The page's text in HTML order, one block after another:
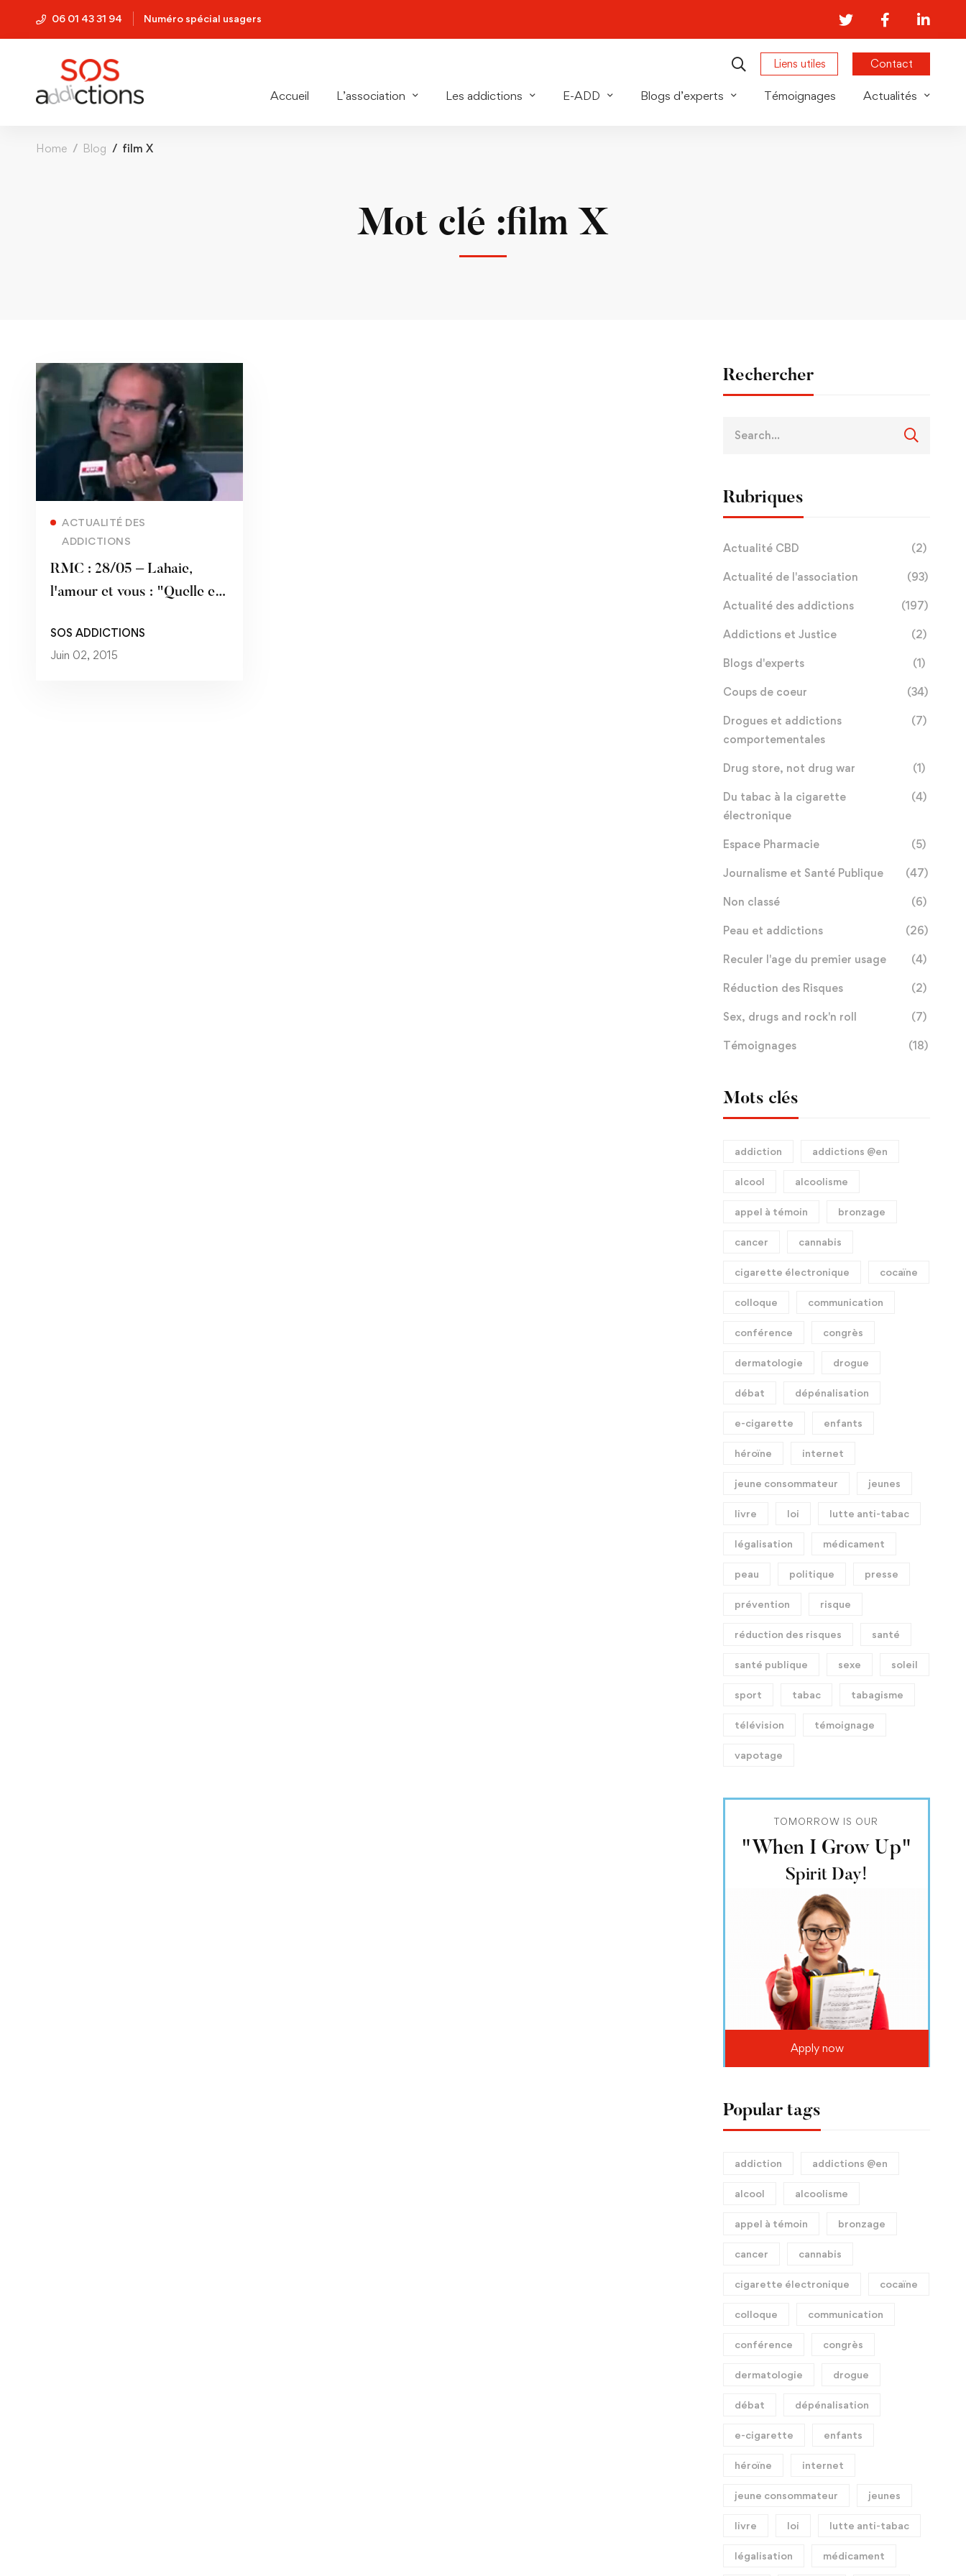
06 01 43 31 94 Numéro spécial usagers
Liens utiles Contact
Accueil L’association Les addictions E-ADD Blogs d’experts Témoignages Actualités
Home Blog film X
Mot clé :film X
Read more
ACTUALITÉ DES
ADDICTIONS
RMC : 28/05 – Lahaie,
l'amour et vous : "Quelle est
et addiction ?"
SOS ADDICTIONS
Juin 02, 2015
Rechercher
Rubriques
Actualité CBD (2)
Actualité de l'association (93)
Actualité des addictions (197)
Addictions et Justice (2)
Blogs d'experts (1)
Coups de coeur (34)
Drogues et addictions
comportementales
(7)
Drug store, not drug war (1)
Du tabac à la cigarette
électronique
(4)
Espace Pharmacie (5)
Journalisme et Santé Publique (47)
Non classé (6)
Peau et addictions (26)
Reculer l'age du premier usage (4)
Réduction des Risques (2)
Sex, drugs and rock'n roll (7)
Témoignages (18)
Mots clés
addiction addictions @en
alcool alcoolisme
appel à témoin bronzage
cancer cannabis
cigarette électronique cocaïne
colloque communication
conférence congrès
dermatologie drogue
débat dépénalisation
e-cigarette enfants
héroïne internet
jeune consommateur jeunes
livre loi lutte anti-tabac
légalisation médicament
peau politique presse
prévention risque
réduction des risques santé
santé publique sexe soleil
sport tabac tabagisme
télévision témoignage
vapotage
TOMORROW IS OUR
"When I Grow Up"
Spirit Day!
Apply now
Popular tags
addiction addictions @en
alcool alcoolisme
appel à témoin bronzage
cancer cannabis
cigarette électronique cocaïne
colloque communication
conférence congrès
dermatologie drogue
débat dépénalisation
e-cigarette enfants
héroïne internet
jeune consommateur jeunes
livre loi lutte anti-tabac
légalisation médicament